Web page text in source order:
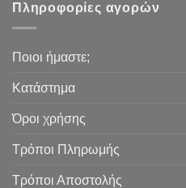
Πληροφορίες αγορών
Ποιοι ήμαστε;
Κατάστημα
Όροι χρήσης
Τρόποι Πληρωμής
Τρόποι Αποστολής